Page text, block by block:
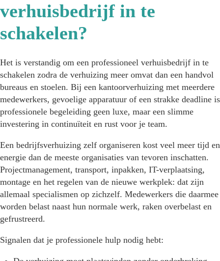
verhuisbedrijf in te
schakelen?
Het is verstandig om een professioneel verhuisbedrijf in te
schakelen zodra de verhuizing meer omvat dan een handvol
bureaus en stoelen. Bij een kantoorverhuizing met meerdere
medewerkers, gevoelige apparatuur of een strakke deadline is
professionele begeleiding geen luxe, maar een slimme
investering in continuïteit en rust voor je team.
Een bedrijfsverhuizing zelf organiseren kost veel meer tijd en
energie dan de meeste organisaties van tevoren inschatten.
Projectmanagement, transport, inpakken, IT-verplaatsing,
montage en het regelen van de nieuwe werkplek: dat zijn
allemaal specialismen op zichzelf. Medewerkers die daarmee
worden belast naast hun normale werk, raken overbelast en
gefrustreerd.
Signalen dat je professionele hulp nodig hebt: